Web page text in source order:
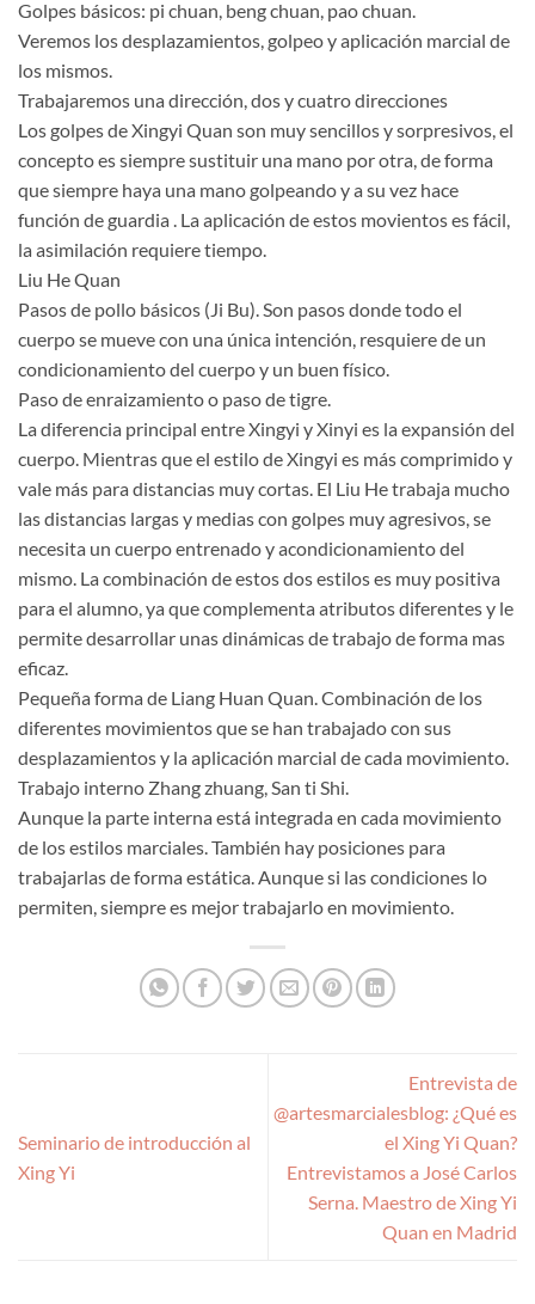
Golpes básicos: pi chuan, beng chuan, pao chuan.
Veremos los desplazamientos, golpeo y aplicación marcial de
los mismos.
Trabajaremos una dirección, dos y cuatro direcciones
Los golpes de Xingyi Quan son muy sencillos y sorpresivos, el
concepto es siempre sustituir una mano por otra, de forma
que siempre haya una mano golpeando y a su vez hace
función de guardia . La aplicación de estos movientos es fácil,
la asimilación requiere tiempo.
Liu He Quan
Pasos de pollo básicos (Ji Bu). Son pasos donde todo el
cuerpo se mueve con una única intención, resquiere de un
condicionamiento del cuerpo y un buen físico.
Paso de enraizamiento o paso de tigre.
La diferencia principal entre Xingyi y Xinyi es la expansión del
cuerpo. Mientras que el estilo de Xingyi es más comprimido y
vale más para distancias muy cortas. El Liu He trabaja mucho
las distancias largas y medias con golpes muy agresivos, se
necesita un cuerpo entrenado y acondicionamiento del
mismo. La combinación de estos dos estilos es muy positiva
para el alumno, ya que complementa atributos diferentes y le
permite desarrollar unas dinámicas de trabajo de forma mas
eficaz.
Pequeña forma de Liang Huan Quan. Combinación de los
diferentes movimientos que se han trabajado con sus
desplazamientos y la aplicación marcial de cada movimiento.
Trabajo interno Zhang zhuang, San ti Shi.
Aunque la parte interna está integrada en cada movimiento
de los estilos marciales. También hay posiciones para
trabajarlas de forma estática. Aunque si las condiciones lo
permiten, siempre es mejor trabajarlo en movimiento.
Seminario de introducción al
Xing Yi
Entrevista de
@artesmarcialesblog: ¿Qué es
el Xing Yi Quan?
Entrevistamos a José Carlos
Serna. Maestro de Xing Yi
Quan en Madrid